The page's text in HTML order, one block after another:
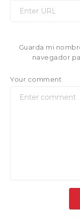
Guarda mi
navegador
Your comment